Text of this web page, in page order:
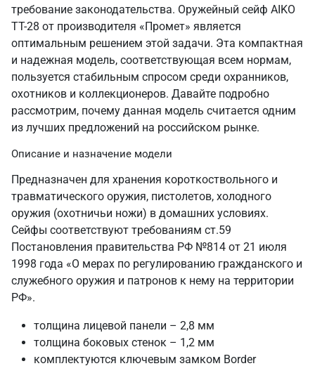
требование законодательства. Оружейный сейф AIKO
TT-28 от производителя «Промет» является
оптимальным решением этой задачи. Эта компактная
и надежная модель, соответствующая всем нормам,
пользуется стабильным спросом среди охранников,
охотников и коллекционеров. Давайте подробно
рассмотрим, почему данная модель считается одним
из лучших предложений на российском рынке.
Описание и назначение модели
Предназначен для хранения короткоствольного и
травматического оружия, пистолетов, холодного
оружия (охотничьи ножи) в домашних условиях.
Сейфы соответствуют требованиям ст.59
Постановления правительства РФ №814 от 21 июля
1998 года «О мерах по регулированию гражданского и
служебного оружия и патронов к нему на территории
РФ».
толщина лицевой панели – 2,8 мм
толщина боковых стенок – 1,2 мм
комплектуются ключевым замком Border